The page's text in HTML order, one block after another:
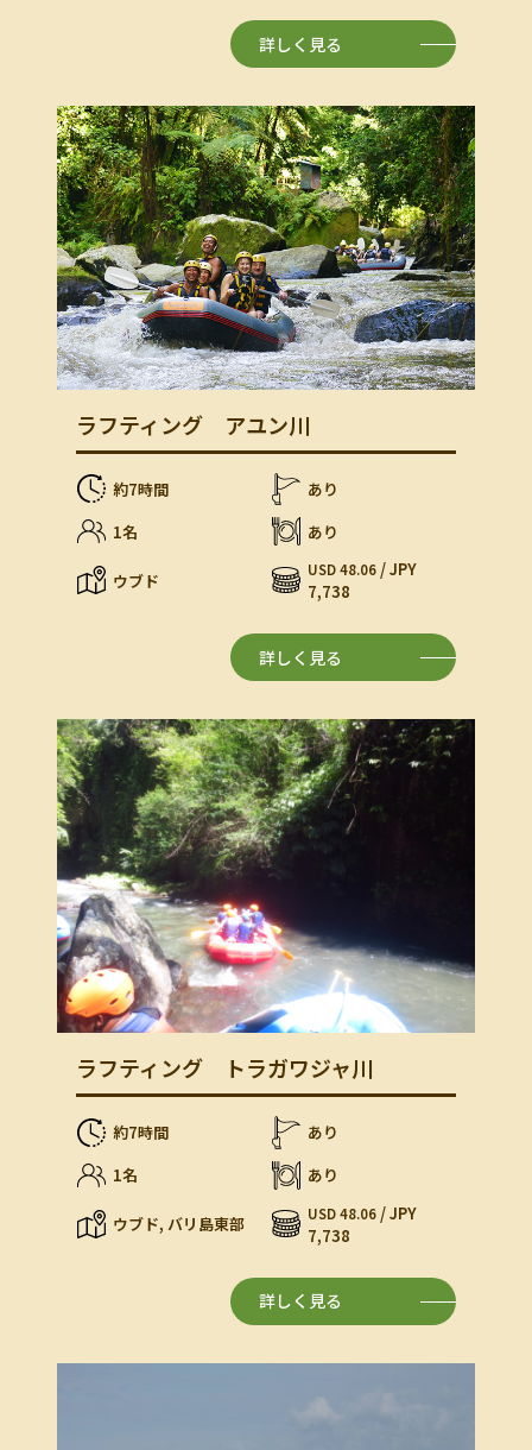
詳しく見る
ラフティング アユン川
約7時間
あり
1名
あり
ウブド USD 48.06 / JPY
7,738
詳しく見る
ラフティング トラガワジャ川
約7時間
あり
1名
あり
ウブド, バリ島東部 USD 48.06 / JPY
7,738
詳しく見る